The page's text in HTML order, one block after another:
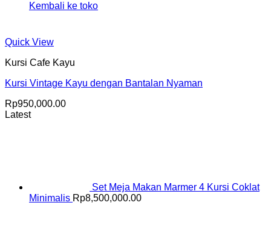
Kembali ke toko
Quick View
Kursi Cafe Kayu
Kursi Vintage Kayu dengan Bantalan Nyaman
Rp950,000.00
Latest
Set Meja Makan Marmer 4 Kursi Coklat
Minimalis Rp8,500,000.00